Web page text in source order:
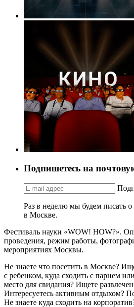
Подпишетесь на
Раз в неделю мы будем писать
в Москве.
Фестиваль науки «WOW! HOW?».
проведения, режим работы,
мероприятиях Москвы.
Не знаете что посетить в Москве?
с ребенком, куда сходить с парнем
место для свидания? Ищете
Интересуетесь активным отдыхом?
Не знаете куда сходить на